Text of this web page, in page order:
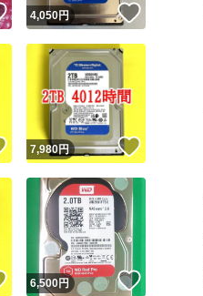
いいね！
4,050円
いいね！
7,980円
いいね！
6,500円